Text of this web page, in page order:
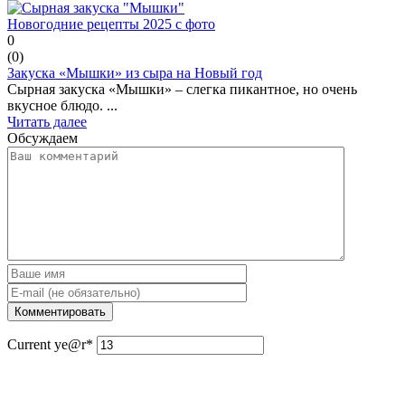
Новогодние рецепты 2025 с фото
0
(0)
Закуска «Мышки» из сыра на Новый год
Сырная закуска «Мышки» – слегка пикантное, но очень
вкусное блюдо. ...
Читать далее
Обсуждаем
Current ye@r*